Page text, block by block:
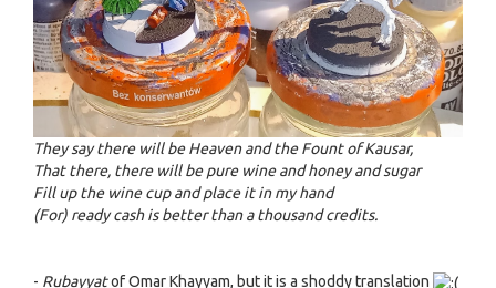
They say there will be Heaven and the Fount of Kausar,
That there, there will be pure wine and honey and sugar
Fill up the wine cup and place it in my hand
(For) ready cash is better than a thousand credits.
- Rubayyatof Omar Khayyam, but it is a shoddy translation